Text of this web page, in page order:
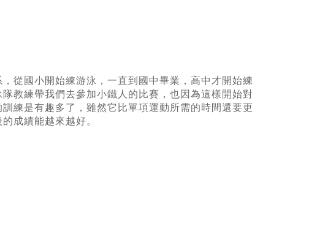
從國小開始練游泳，一直到國中畢業，高中才開始練
教練帶我們去參加小鐵人的比賽，也因為這樣開始對
練是有趣多了，雖然它比單項運動所需的時間還要更
成績能越來越好。